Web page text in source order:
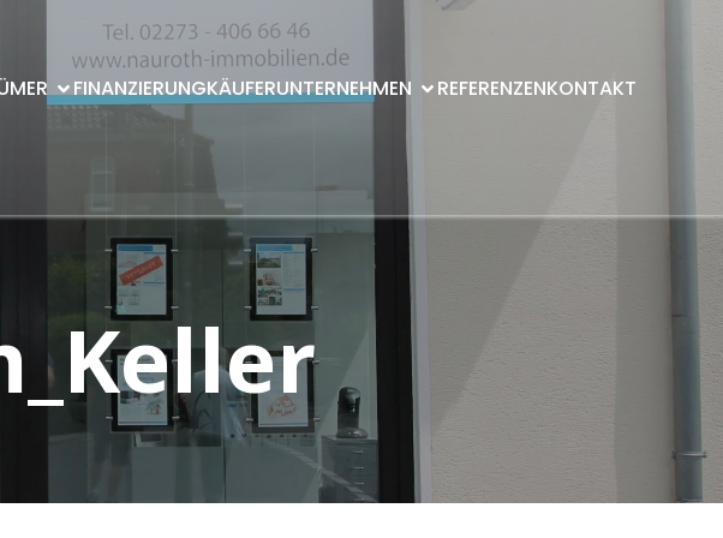
FINANZIERUNGKÄUFERUNTERNEHMEN REFERENZENKONTAKT